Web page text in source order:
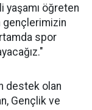
öğreten
gençlerimizin
spor
destek olan
Gençlik ve